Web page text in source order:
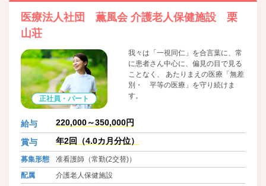
医療法人社団 薫風会 介護老人保健施設 栗
山荘
正社員・パート
我々は「一視同仁」を合言葉に、常
に患者さん中心に、偏見の目で見る
ことなく、 あたりまえの医療「無差
別・ 平等の医療」を守り続けま
す。
給与 220,000～350,000円
賞与 年2回（4.0カ月分位）
募集形態
准看護師（常勤(2交替)）
配属
介護老人保健施設